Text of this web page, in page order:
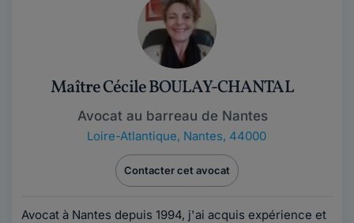
Maître Cécile BOULAY-CHANTAL
Avocat au barreau de Nantes
Loire-Atlantique, Nantes, 44000
Contacter cet avocat
Avocat à Nantes depuis 1994, j'ai acquis expérience et